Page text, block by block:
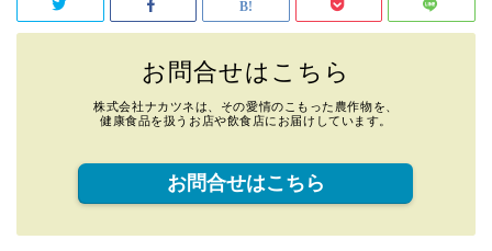
お問合せはこちら
株式会社ナカツネは、その愛情のこもった農作物を、
健康食品を扱うお店や飲食店にお届けしています。
お問合せはこちら